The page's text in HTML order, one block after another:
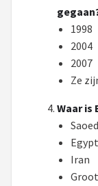
Heless
Monster
L.O.L.
1998
2004
2007
Ze
Waar is
Iran